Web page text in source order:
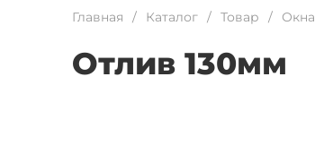
Главная Каталог Товар Окна
Отлив 130мм